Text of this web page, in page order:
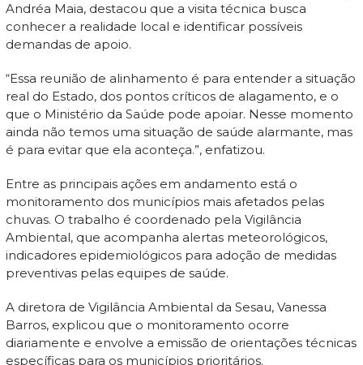
Andréa Maia, destacou que a visita técnica busca
conhecer a realidade local e identificar possíveis
demandas de apoio.
“Essa reunião de alinhamento é para entender a situação
real do Estado, dos pontos críticos de alagamento, e o
que o Ministério da Saúde pode apoiar. Nesse momento
ainda não temos uma situação de saúde alarmante, mas
é para evitar que ela aconteça.”, enfatizou.
Entre as principais ações em andamento está o
monitoramento dos municípios mais afetados pelas
chuvas. O trabalho é coordenado pela Vigilância
Ambiental, que acompanha alertas meteorológicos,
indicadores epidemiológicos para adoção de medidas
preventivas pelas equipes de saúde.
A diretora de Vigilância Ambiental da Sesau, Vanessa
Barros, explicou que o monitoramento ocorre
diariamente e envolve a emissão de orientações técnicas
específicas para os municípios prioritários.